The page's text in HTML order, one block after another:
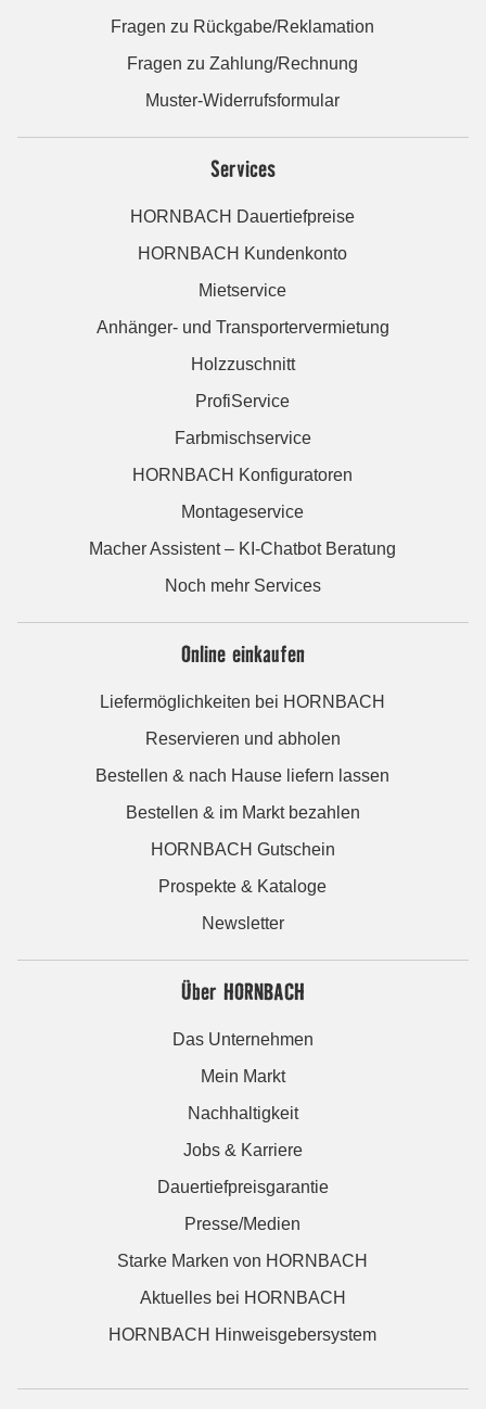
Fragen zu Rückgabe/Reklamation
Fragen zu Zahlung/Rechnung
Muster-Widerrufsformular
Services
HORNBACH Dauertiefpreise
HORNBACH Kundenkonto
Mietservice
Anhänger- und Transportervermietung
Holzzuschnitt
ProfiService
Farbmischservice
HORNBACH Konfiguratoren
Montageservice
Macher Assistent – KI-Chatbot Beratung
Noch mehr Services
Online einkaufen
Liefermöglichkeiten bei HORNBACH
Reservieren und abholen
Bestellen & nach Hause liefern lassen
Bestellen & im Markt bezahlen
HORNBACH Gutschein
Prospekte & Kataloge
Newsletter
Über HORNBACH
Das Unternehmen
Mein Markt
Nachhaltigkeit
Jobs & Karriere
Dauertiefpreisgarantie
Presse/Medien
Starke Marken von HORNBACH
Aktuelles bei HORNBACH
HORNBACH Hinweisgebersystem